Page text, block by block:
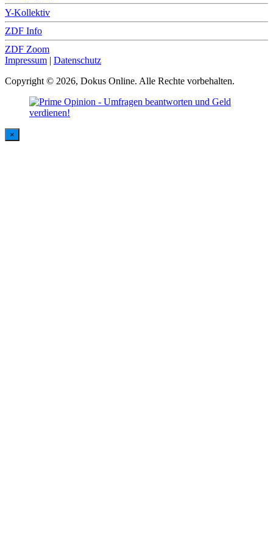
Y-Kollektiv
ZDF Info
ZDF Zoom
Impressum | Datenschutz
Copyright © 2026, Dokus Online. Alle Rechte vorbehalten.
×